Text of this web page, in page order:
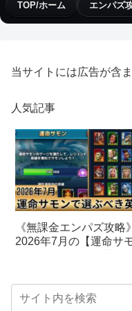
TOP/ホーム エンパズ
当サイトには広告が含
人気記事
《無課金エンパズ攻略》
2026年7月の【運命サ